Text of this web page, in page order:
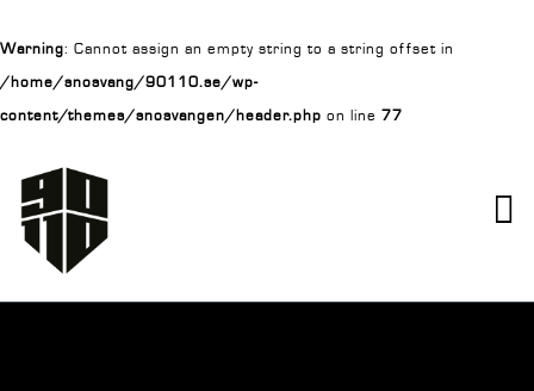
Warning: Cannot assign an empty string to a string offset in
/home/snosvang/90110.se/wp-
content/themes/snosvangen/header.php on line 77